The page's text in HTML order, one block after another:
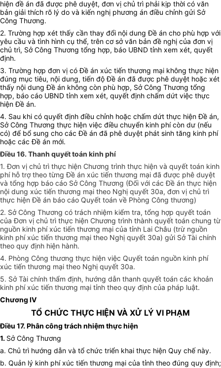
hiện đề án đã được phê duyệt, đơn vị chủ trì phải kịp thời có văn
bản giải thích rõ lý do và kiến nghị phương án điều chỉnh gửi Sở
Công Thương.
2. Trường hợp xét thấy cần thay đổi nội dung Đề án cho phù hợp với
yêu cầu và tình hình cụ thể, trên cơ sở văn bản đề nghị của đơn vị
chủ trì, Sở Công Thương tổng hợp, báo UBND tỉnh xem xét, quyết
định.
3. Trường hợp đơn vị có Đề án xúc tiến thương mại không thực hiện
đúng mục tiêu, nội dung, tiến độ Đề án đã được phê duyệt hoặc xét
thấy nội dung Đề án không còn phù hợp, Sở Công Thương tổng
hợp, báo cáo UBND tỉnh xem xét, quyết định chấm dứt việc thực
hiện Đề án.
4. Sau khi có quyết định điều chỉnh hoặc chấm dứt thực hiện Đề án,
Sở Công Thương thực hiện việc điều chuyển kinh phí còn dư (nếu
có) để bổ sung cho các Đề án đã phê duyệt phát sinh tăng kinh phí
hoặc các Đề án mới.
Điều 16. Thanh quyết toán kinh phí
1. Đơn vị chủ trì thực hiện Chương trình thực hiện và quyết toán kinh
phí hỗ trợ theo từng Đề án xúc tiến thương mại đã được phê duyệt
và tổng hợp báo cáo Sở Công Thương (Đối với các Đề án thực hiện
nội dung xúc tiến thương mại theo Nghị quyết 30a, đơn vị chủ trì
thực hiện Đề án báo cáo Quyết toán về Phòng Công thương)
2. Sở Công Thương có trách nhiệm kiểm tra, tổng hợp quyết toán
của Đơn vị chủ trì thực hiện Chương trình thành quyết toán chung từ
nguồn kinh phí xúc tiến thương mại của tỉnh Lai Châu (trừ nguồn
kinh phí xúc tiến thương mại theo Nghị quyết 30a) gửi Sở Tài chính
theo quy định hiện hành.
4. Phòng Công thương thực hiện việc Quyết toán nguồn kinh phí
xúc tiến thương mại theo Nghị quyết 30a.
5. Sở Tài chính thẩm định, hướng dẫn thanh quyết toán các khoản
kinh phí xúc tiến thương mại tỉnh theo quy định của pháp luật.
Chương IV
TỔ CHỨC THỰC HIỆN VÀ XỬ LÝ VI PHẠM
Điều 17. Phân công trách nhiệm thực hiện
1. Sở Công Thương
a. Chủ trì hướng dẫn và tổ chức triển khai thực hiện Quy chế này.
b. Quản lý kinh phí xúc tiến thương mại của tỉnh theo đúng quy định;